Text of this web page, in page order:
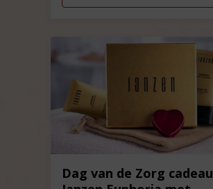
Dag van de Zorg cadeau